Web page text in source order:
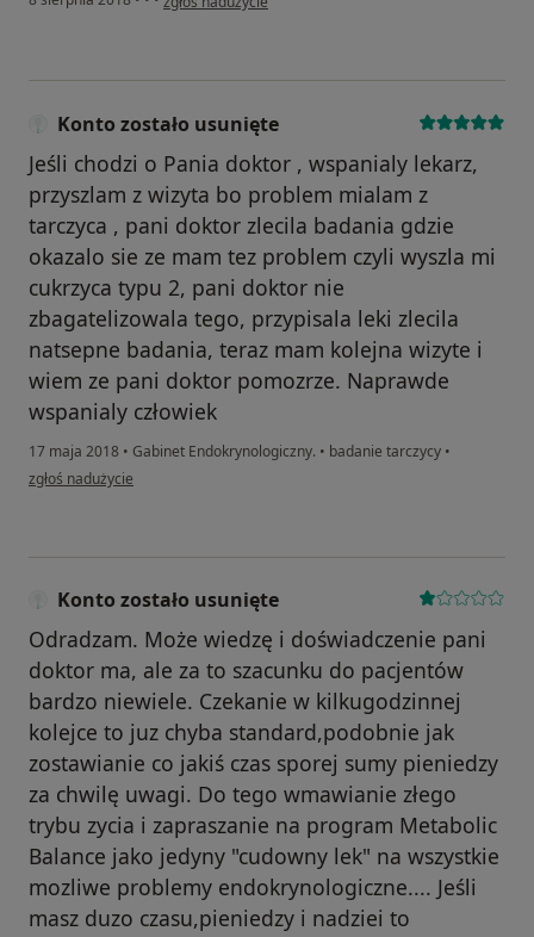
Konto zostało usunięte
Jeśli chodzi o Pania doktor , wspanialy lekarz,
przyszlam z wizyta bo problem mialam z
tarczyca , pani doktor zlecila badania gdzie
okazalo sie ze mam tez problem czyli wyszla mi
cukrzyca typu 2, pani doktor nie
zbagatelizowala tego, przypisala leki zlecila
natsepne badania, teraz mam kolejna wizyte i
wiem ze pani doktor pomozrze. Naprawde
wspanialy człowiek
17 maja 2018 • Gabinet Endokrynologiczny. • badanie tarczycy •
w opinii użytkownika Konto zostało usunięte
zgłoś nadużycie
Konto zostało usunięte
Odradzam. Może wiedzę i doświadczenie pani
doktor ma, ale za to szacunku do pacjentów
bardzo niewiele. Czekanie w kilkugodzinnej
kolejce to juz chyba standard,podobnie jak
zostawianie co jakiś czas sporej sumy pieniedzy
za chwilę uwagi. Do tego wmawianie złego
trybu zycia i zapraszanie na program Metabolic
Balance jako jedyny "cudowny lek" na wszystkie
mozliwe problemy endokrynologiczne.... Jeśli
masz duzo czasu,pieniedzy i nadziei to